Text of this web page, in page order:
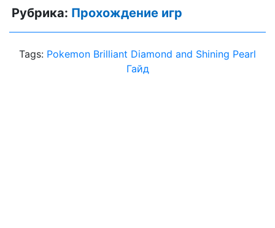
Рубрика: Прохождение игр
Tags: Pokemon Brilliant Diamond and Shining Pearl
Гайд